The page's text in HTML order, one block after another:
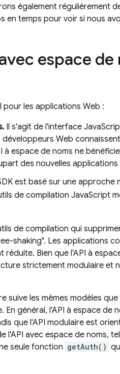
également régulièrement
en temps pour voir si nous
espace
les applications Web :
Il s'agit de l'interface
Web
à espace de noms ne
des nouvelles
est basé sur une approche
de compilation JavaScript
de compilation qui
shaking". Les applications
réduite. Bien que l'API à
strictement modulaire et
suive les mêmes modèles
général, l'API à espace de
que l'API modulaire est
l'API avec espace de noms,
seule fonction getAuth()